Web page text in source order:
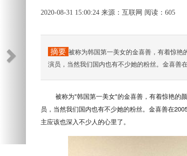
2020-08-31 15:00:24 来源：互联网 阅读：605
摘要 被称为韩国第一美女的金喜善，有着惊艳
演员，当然我们国内也有不少她的粉丝。金喜善
被称为"韩国第一美女"的金喜善，有着惊艳的
员，当然我们国内也有不少她的粉丝。金喜善在
主应该也深入不少人的心里了。